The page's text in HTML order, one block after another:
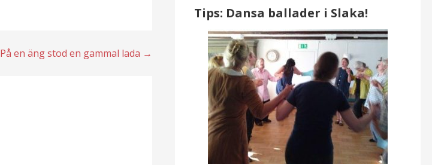
På en äng stod en gammal lada →
Tips: Dansa ballader i Slaka!